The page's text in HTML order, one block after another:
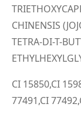
CHINENSIS
TETRA-DI-T-
CI 15850,CI
77491,CI